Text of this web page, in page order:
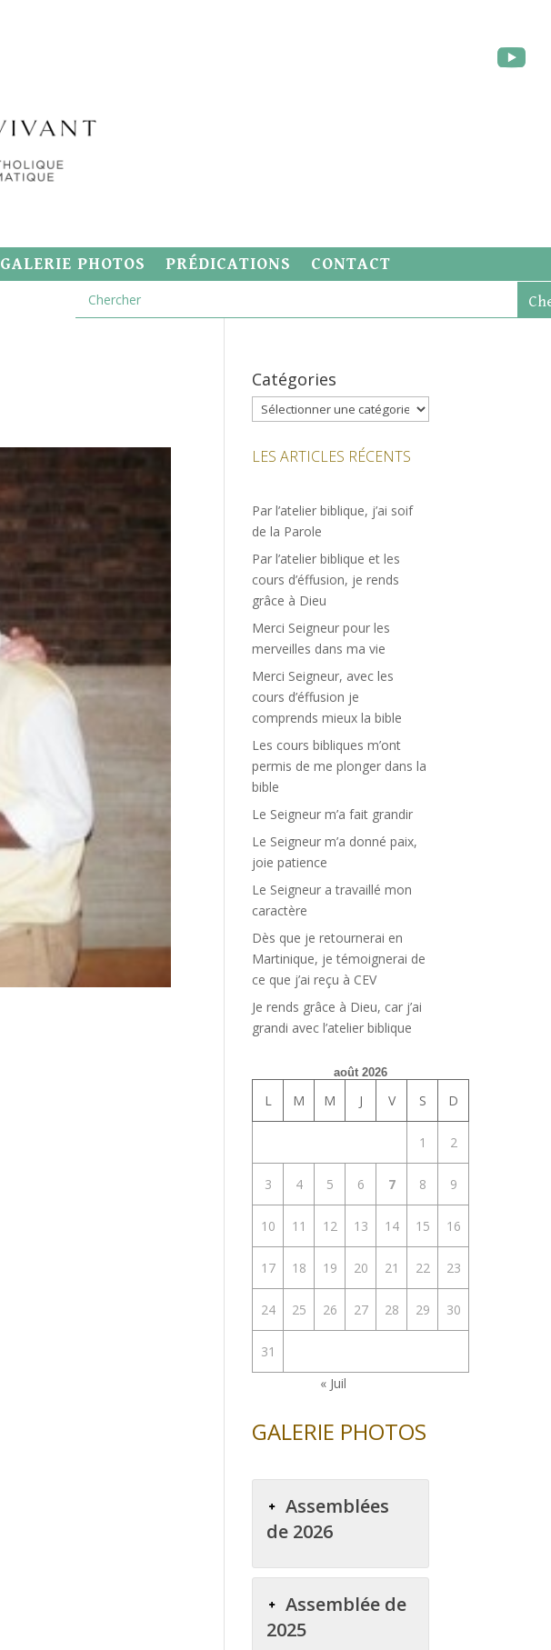
GALERIE PHOTOS PRÉDICATIONS CONTACT
Catégories
Catégories
LES ARTICLES RÉCENTS
Par l’atelier biblique, j’ai soif
de la Parole
Par l’atelier biblique et les
cours d’éffusion, je rends
grâce à Dieu
Merci Seigneur pour les
merveilles dans ma vie
Merci Seigneur, avec les
cours d’éffusion je
comprends mieux la bible
Les cours bibliques m’ont
permis de me plonger dans la
bible
Le Seigneur m’a fait grandir
Le Seigneur m’a donné paix,
joie patience
Le Seigneur a travaillé mon
caractère
Dès que je retournerai en
Martinique, je témoignerai de
ce que j’ai reçu à CEV
Je rends grâce à Dieu, car j’ai
grandi avec l’atelier biblique
août 2026
L M M J V S D
1 2
3 4 5 6 7 8 9
10 11 12 13 14 15 16
17 18 19 20 21 22 23
24 25 26 27 28 29 30
31
« Juil
GALERIE PHOTOS
Assemblées
de 2026
Assemblée de
2025